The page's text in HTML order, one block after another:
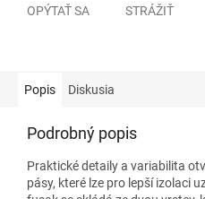
OPÝTAŤ SA STRÁŽIŤ
Popis Diskusia
Podrobný popis
Praktické detaily a variabilita
pásy, které lze pro lepší izolaci